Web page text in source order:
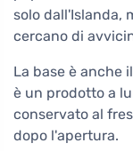
solo dall'Islanda,
cercano di
La base è anche
è un prodotto a
conservato al
dopo l'apertura.